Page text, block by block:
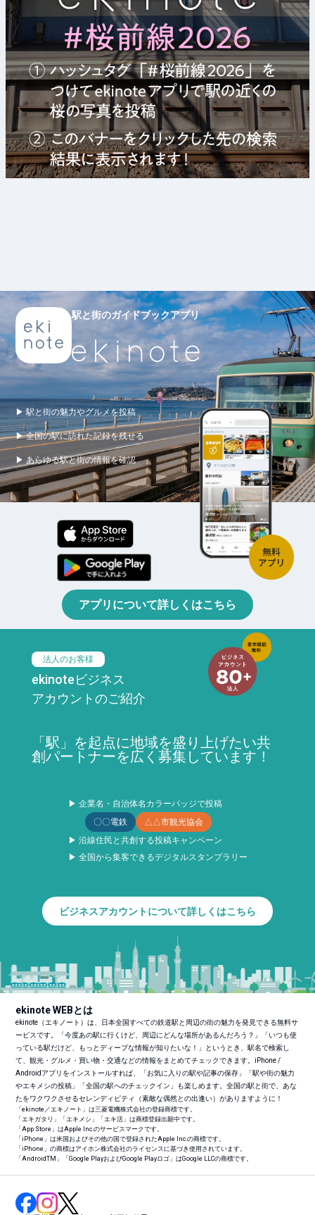
駅と街のガイドブックアプリ
▶ 駅と街の魅力やグルメを投稿
▶ 全国の駅に訪れた記録を残せる
▶ あらゆる駅と街の情報を確認
アプリについて詳しくはこちら
法人のお客様
ekinoteビジネス
アカウントのご紹介
「駅」を起点に地域を盛り上げたい共
創パートナーを広く募集しています！
▶ 企業名・自治体名カラーバッジで投稿
〇〇電鉄
△△市観光協会
▶ 沿線住民と共創する投稿キャンペーン
▶ 全国から集客できるデジタルスタンプラリー
ビジネスアカウントについて詳しくはこちら
ekinote WEBとは
ekinote（エキノート）は、日本全国すべての鉄道駅と周辺の街の魅力を発見できる無料サ
ービスです。「今度あの駅に行くけど、周辺にどんな場所があるんだろう？」「いつも使
っている駅だけど、もっとディープな情報が知りたいな！」というとき、駅名で検索し
て、観光・グルメ・買い物・交通などの情報をまとめてチェックできます。iPhone /
Androidアプリをインストールすれば、「お気に入りの駅や記事の保存」「駅や街の魅力
やエキメシの投稿」「全国の駅へのチェックイン」も楽しめます。全国の駅と街で、あな
たをワクワクさせるセレンディピティ（素敵な偶然との出逢い）がありますように！
「ekinote／エキノート」は三菱電機株式会社の登録商標です。
「エキガタリ」「エキメシ」「エキ活」は商標登録出願中です。
「App Store」はApple Inc.のサービスマークです。
「iPhone」は米国およびその他の国で登録されたApple Inc.の商標です。
「iPhone」の商標はアイホン株式会社のライセンスに基づき使用されています。
「AndroidTM 」「Google PlayおよびGoogle Playロゴ」はGoogle LLCの商標です。